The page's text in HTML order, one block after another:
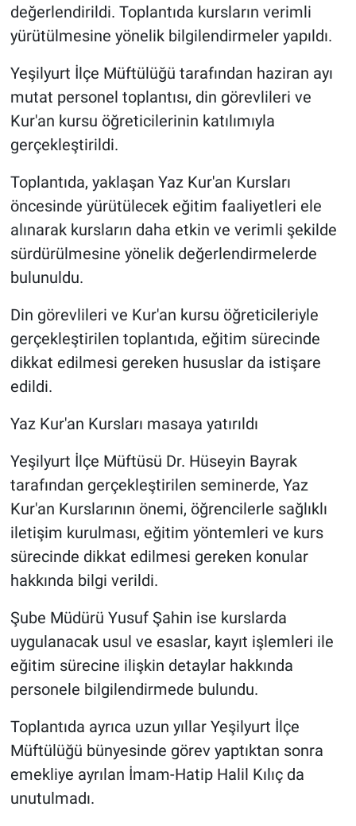
değerlendirildi. Toplantıda kursların verimli
yürütülmesine yönelik bilgilendirmeler yapıldı.
Yeşilyurt İlçe Müftülüğü tarafından haziran ayı
mutat personel toplantısı, din görevlileri ve
Kur'an kursu öğreticilerinin katılımıyla
gerçekleştirildi.
Toplantıda, yaklaşan Yaz Kur'an Kursları
öncesinde yürütülecek eğitim faaliyetleri ele
alınarak kursların daha etkin ve verimli şekilde
sürdürülmesine yönelik değerlendirmelerde
bulunuldu.
Din görevlileri ve Kur'an kursu öğreticileriyle
gerçekleştirilen toplantıda, eğitim sürecinde
dikkat edilmesi gereken hususlar da istişare
edildi.
Yaz Kur'an Kursları masaya yatırıldı
Yeşilyurt İlçe Müftüsü Dr. Hüseyin Bayrak
tarafından gerçekleştirilen seminerde, Yaz
Kur'an Kurslarının önemi, öğrencilerle sağlıklı
iletişim kurulması, eğitim yöntemleri ve kurs
sürecinde dikkat edilmesi gereken konular
hakkında bilgi verildi.
Şube Müdürü Yusuf Şahin ise kurslarda
uygulanacak usul ve esaslar, kayıt işlemleri ile
eğitim sürecine ilişkin detaylar hakkında
personele bilgilendirmede bulundu.
Toplantıda ayrıca uzun yıllar Yeşilyurt İlçe
Müftülüğü bünyesinde görev yaptıktan sonra
emekliye ayrılan İmam-Hatip Halil Kılıç da
unutulmadı.